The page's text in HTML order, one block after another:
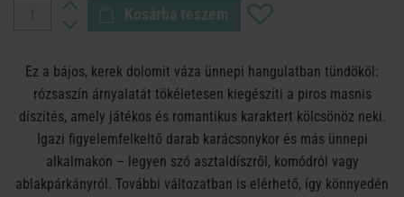
Kosárba teszem
Ez a bájos, kerek dolomit váza ünnepi hangulatban tündököl:
rózsaszín árnyalatát tökéletesen kiegészíti a piros masnis
díszítés, amely játékos és romantikus karaktert kölcsönöz neki.
Igazi figyelemfelkeltő darab karácsonykor és más ünnepi
alkalmakon – legyen szó asztaldíszről, komódról vagy
ablakpárkányról. További változatban is elérhető, így könnyedén